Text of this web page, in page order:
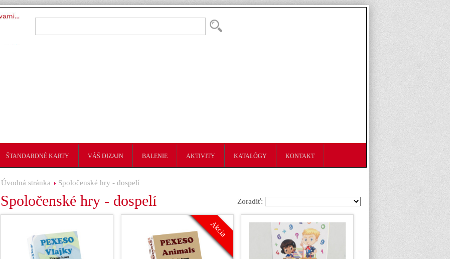
ŠTANDARDNÉ KARTY VÁŠ DIZAJN BALENIE AKTIVITY KATALÓGY KONTAKT
Úvodná stránka Spoločenské hry - dospelí
Spoločenské hry - dospelí Zoradiť:
Akcia